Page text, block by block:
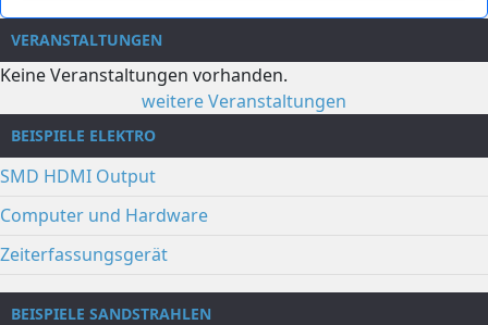
VERANSTALTUNGEN
Keine Veranstaltungen vorhanden.
weitere Veranstaltungen
BEISPIELE ELEKTRO
SMD HDMI Output
Computer und Hardware
Zeiterfassungsgerät
BEISPIELE SANDSTRAHLEN